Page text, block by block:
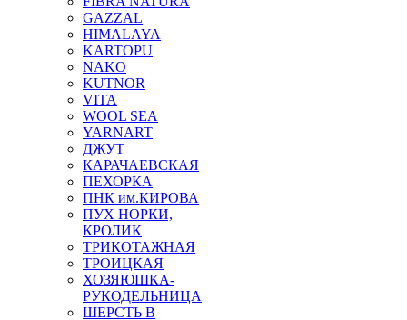
GAZZAL
HIMALAYA
KARTOPU
NAKO
KUTNOR
VITA
WOOL SEA
YARNART
ДЖУТ
КАРАЧАЕВСКАЯ
ПЕХОРКА
ПНК им.КИРОВА
ПУХ НОРКИ,
КРОЛИК
ТРИКОТАЖНАЯ
ТРОИЦКАЯ
ХОЗЯЮШКА-
РУКОДЕЛЬНИЦА
ШЕРСТЬ В